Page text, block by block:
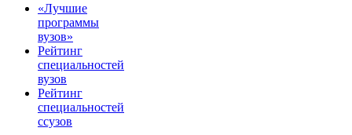
«Лучшие
программы
вузов»
Рейтинг
специальностей
вузов
Рейтинг
специальностей
ссузов